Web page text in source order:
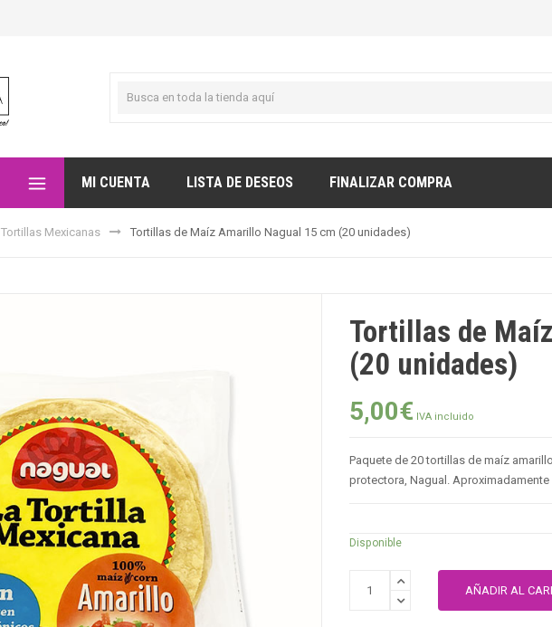
MI CUENTA LISTA DE DESEOS FINALIZAR COMPRA
Tortillas Mexicanas Tortillas de Maíz Amarillo Nagual 15 cm (20 unidades)
Tortillas de
(20 unidades)
5,00€ IVA incluido
Paquete de 20 tortillas de maíz
protectora, Nagual. Aproximadamente
Disponible
AÑADIR AL